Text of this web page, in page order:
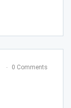
0 Comments